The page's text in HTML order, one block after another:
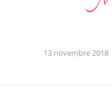
13 novembre 2018